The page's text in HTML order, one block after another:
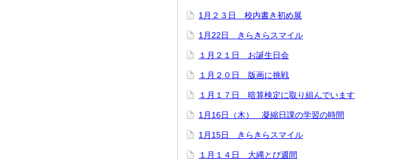
1月２３日 校内書き初め展
1月22日 きらきらスマイル
１月２１日 お誕生日会
１月２０日 版画に挑戦
１月１７日 暗算検定に取り組んでいます
1月16日（木） 凝縮日課の学習の時間
1月15日 きらきらスマイル
１月１４日 大縄とび週間